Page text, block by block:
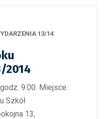
13/14
2014
9.00. Miejsce:
Szkół
13,